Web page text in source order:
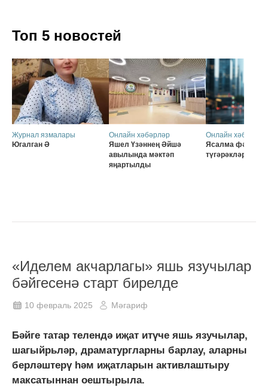
Топ 5 новостей
Журнал язмалары
Югалган Ә
Онлайн хәбәрләр
Яшел Үзәннең Әйшә
авылында мәктәп
яңартылды
Онлайн хәбәрләр
Ясалма фәһем
түгәрәкләр
«Иделем акчарлагы» яшь язучылар
бәйгесенә старт бирелде
10 февраль 2025 Мәгариф
Бәйге татар телендә иҗат итүче яшь язучылар,
шагыйрьләр, драматургларны барлау, аларны
берләштерү һәм иҗатларын активлаштыру
максатыннан оештырыла.